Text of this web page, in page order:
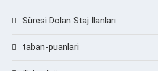
Süresi Dolan Staj İlanları
taban-puanlari